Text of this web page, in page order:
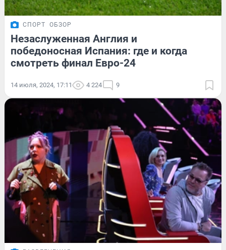
СПОРТ ОБЗОР
Незаслуженная Англия и
победоносная Испания: где и когда
смотреть финал Евро-24
14 июля, 2024, 17:11 4 224 9